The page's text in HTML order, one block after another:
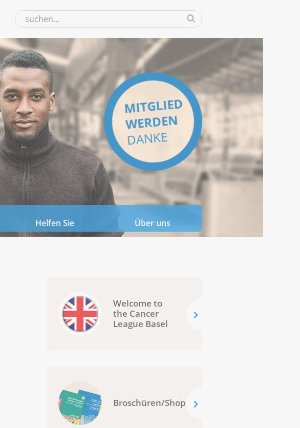
MITGLIED
WERDEN
DANKE
Helfen Sie Über uns
Welcome to
the Cancer
League Basel
Broschüren/Shop